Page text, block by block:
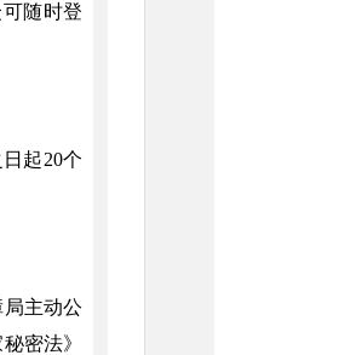
随时登
起20个
主动公
密法》